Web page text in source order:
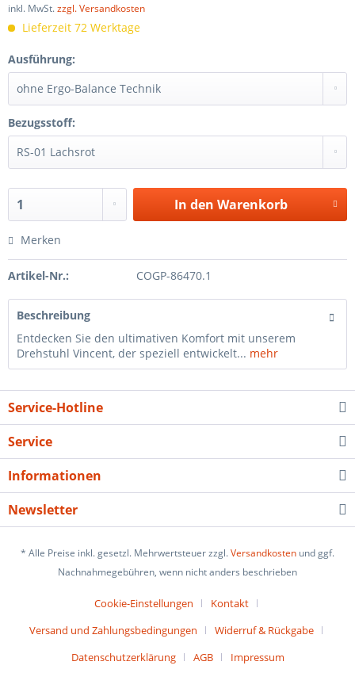
inkl. MwSt.zzgl. Versandkosten
Lieferzeit 72 Werktage
Ausführung:
Bezugsstoff:
In den Warenkorb
Merken
Artikel-Nr.: COGP-86470.1
Beschreibung
Entdecken Sie den ultimativen Komfort mit unserem
Drehstuhl Vincent, der speziell entwickelt... mehr
Service-Hotline
Service
Informationen
Newsletter
* Alle Preise inkl. gesetzl. Mehrwertsteuer zzgl.Versandkosten und ggf.
Nachnahmegebühren, wenn nicht anders beschrieben
Cookie-Einstellungen
Kontakt
Versand und Zahlungsbedingungen
Widerruf & Rückgabe
Datenschutzerklärung
AGB
Impressum